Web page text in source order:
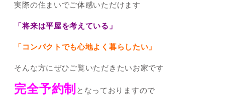
実際の住まいでご体感いただけます
「将来は平屋を考えている」
「コンパクトでも心地よく暮らしたい」
そんな方にぜひご覧いただきたいお家です
完全予約制 となっておりますので